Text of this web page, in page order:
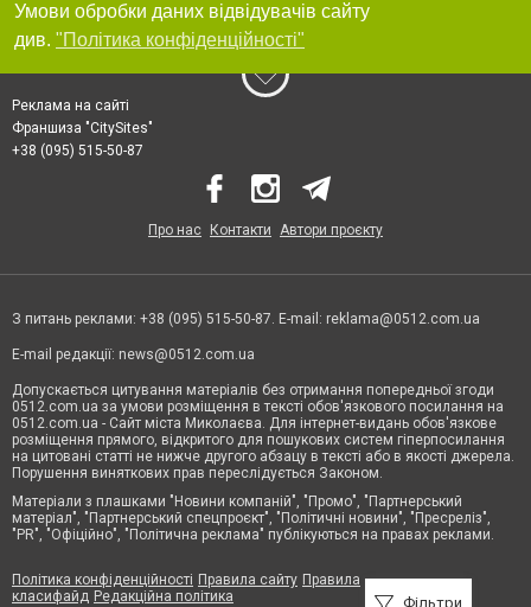
Фільтри
Умови обробки даних відвідувачів сайту
див. "Політика конфіденційності"
Реклама на сайті
Франшиза "CitySites"
+38 (095) 515-50-87
Про нас Контакти Автори проєкту
З питань реклами: +38 (095) 515-50-87. E-mail: reklama@0512.com.ua
E-mail редакції: news@0512.com.ua
Допускається цитування матеріалів без отримання попередньої згоди
0512.com.ua за умови розміщення в тексті обов'язкового посилання на
0512.com.ua - Сайт міста Миколаєва. Для інтернет-видань обов'язкове
розміщення прямого, відкритого для пошукових систем гіперпосилання
на цитовані статті не нижче другого абзацу в тексті або в якості джерела.
Порушення виняткових прав переслідується Законом.
Матеріали з плашками "Новини компаній", "Промо", "Партнерський
матеріал", "Партнерський спецпроєкт", "Політичні новини", "Пресреліз",
"PR", "Офіційно", "Політична реклама" публікуються на правах реклами.
Політика конфіденційності Правила сайту Правила
класифайд Редакційна політика